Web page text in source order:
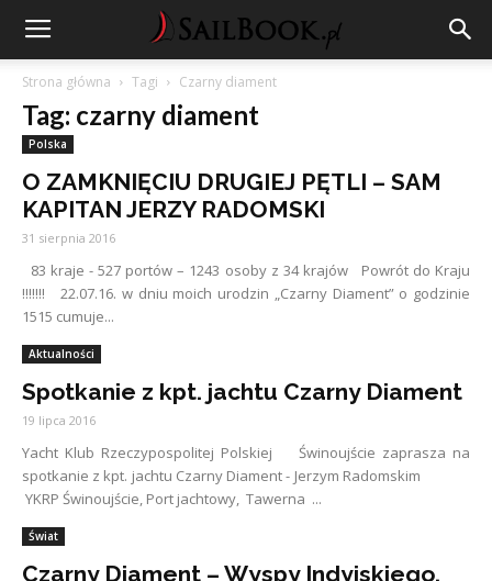
Strona główna Tagi Czarny diament
Tag: czarny diament
Polska
O ZAMKNIĘCIU DRUGIEJ PĘTLI – SAM
KAPITAN JERZY RADOMSKI
31 sierpnia 2016
83 kraje - 527 portów – 1243 osoby z 34 krajów Powrót do Kraju
!!!!!!! 22.07.16. w dniu moich urodzin „Czarny Diament” o godzinie
1515 cumuje...
Aktualności
Spotkanie z kpt. jachtu Czarny Diament
19 lipca 2016
Yacht Klub Rzeczypospolitej Polskiej Świnoujście zaprasza na
spotkanie z kpt. jachtu Czarny Diament - Jerzym Radomskim
YKRP Świnoujście, Port jachtowy, Tawerna ...
Świat
Czarny Diament – Wyspy Indyjskiego,